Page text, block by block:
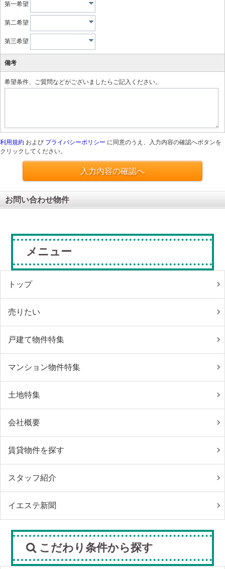
第一希望
第二希望
第三希望
備考
希望条件、ご質問などがございましたらご記入ください。
利用規約 および プライバシーポリシー に同意のうえ、入力内容の確認へボタンを
クリックしてください。
入力内容の確認へ
お問い合わせ物件
メニュー
トップ
売りたい
戸建て物件特集
マンション物件特集
土地特集
会社概要
賃貸物件を探す
スタッフ紹介
イエステ新聞
こだわり条件から探す